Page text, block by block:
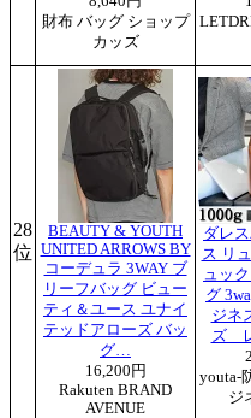
財布 バッグ ショップ
カッズ
28
位
BEAUTY & YOUTH
UNITED ARROWS BY
コーデュラ 3WAY ブ
リーフバッグ ビュー
ティ＆ユース ユナイ
テッドアローズ バッ
グ…
16,200円
Rakuten BRAND
AVENUE
ダレ
ス リ
ュッ
グ
ジネ
ズ
youta-
ジ